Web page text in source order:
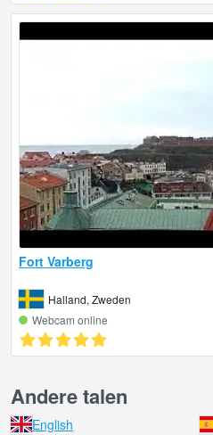
Fort Varberg
Halland, Zweden
Webcam online
Andere talen
English